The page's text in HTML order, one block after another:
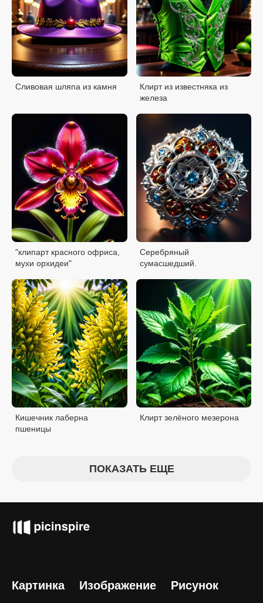
Сливовая шляпа из камня
Клирт из известняка из
железа
"клипарт красного офриса,
мухи орхидеи"
Серебряный
сумасшедший.
Кишечник лаберна
пшеницы
Клирт зелёного мезерона
ПОКАЗАТЬ ЕЩЕ
Картинка Изображение
Рисунок